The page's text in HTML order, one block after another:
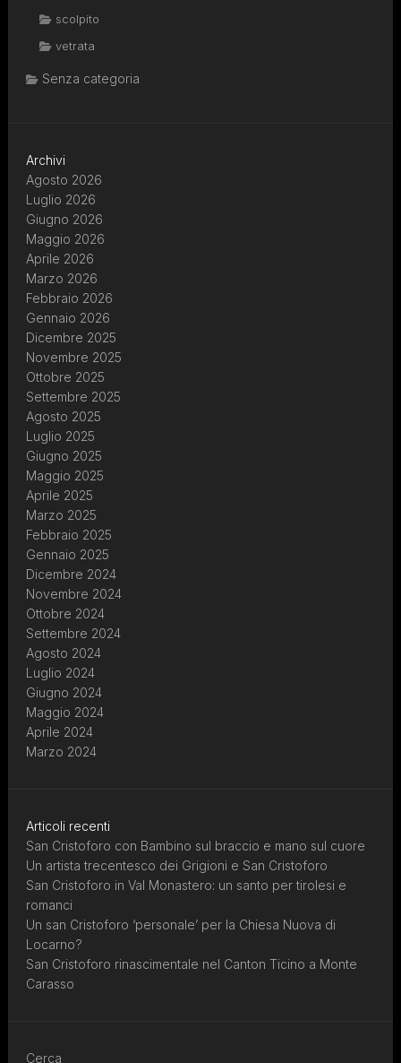
scolpito
vetrata
Senza categoria
Archivi
Agosto 2026
Luglio 2026
Giugno 2026
Maggio 2026
Aprile 2026
Marzo 2026
Febbraio 2026
Gennaio 2026
Dicembre 2025
Novembre 2025
Ottobre 2025
Settembre 2025
Agosto 2025
Luglio 2025
Giugno 2025
Maggio 2025
Aprile 2025
Marzo 2025
Febbraio 2025
Gennaio 2025
Dicembre 2024
Novembre 2024
Ottobre 2024
Settembre 2024
Agosto 2024
Luglio 2024
Giugno 2024
Maggio 2024
Aprile 2024
Marzo 2024
Articoli recenti
San Cristoforo con Bambino sul braccio e mano sul cuore
Un artista trecentesco dei Grigioni e San Cristoforo
San Cristoforo in Val Monastero: un santo per tirolesi e
romanci
Un san Cristoforo ‘personale’ per la Chiesa Nuova di
Locarno?
San Cristoforo rinascimentale nel Canton Ticino a Monte
Carasso
Cerca